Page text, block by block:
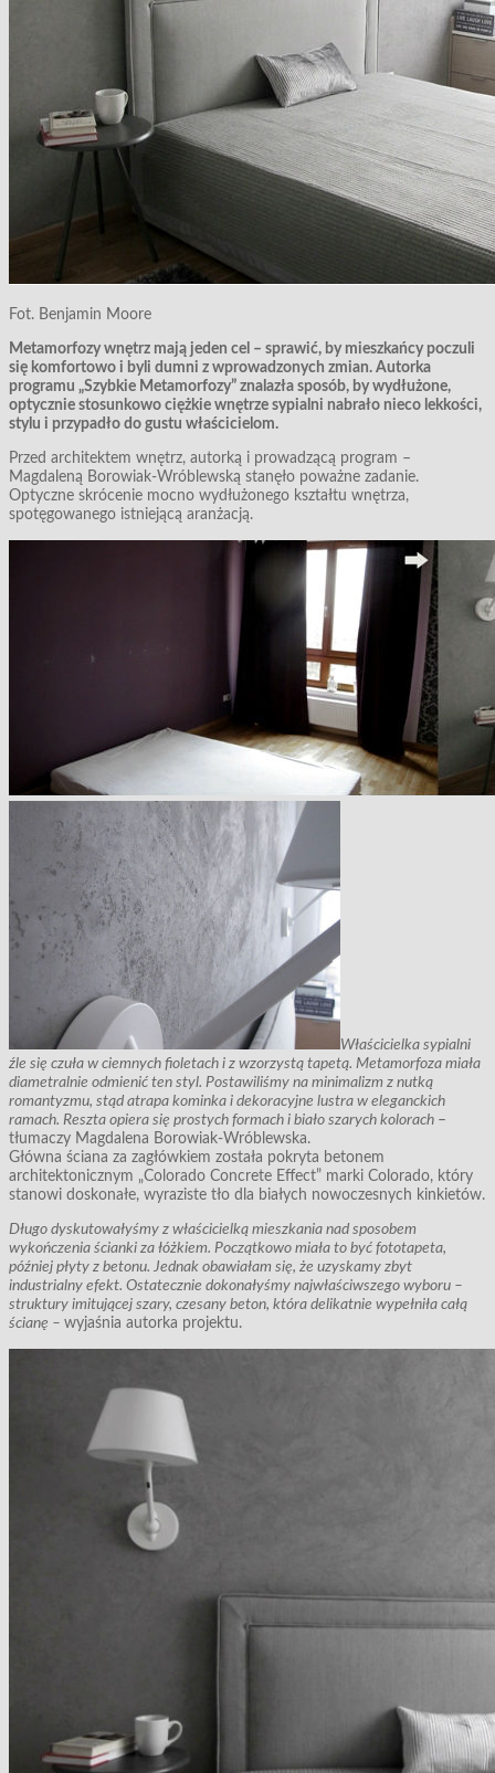
Fot. Benjamin Moore
Metamorfozy wnętrz mają jeden cel – sprawić, by mieszkańcy poczuli
się komfortowo i byli dumni z wprowadzonych zmian. Autorka
programu „Szybkie Metamorfozy” znalazła sposób, by wydłużone,
optycznie stosunkowo ciężkie wnętrze sypialni nabrało nieco lekkości,
stylu i przypadło do gustu właścicielom.
Przed architektem wnętrz, autorką i prowadzącą program –
Magdaleną Borowiak-Wróblewską stanęło poważne zadanie.
Optyczne skrócenie mocno wydłużonego kształtu wnętrza,
spotęgowanego istniejącą aranżacją.
Właścicielka sypialni
źle się czuła w ciemnych fioletach i z wzorzystą tapetą. Metamorfoza miała
diametralnie odmienić ten styl. Postawiliśmy na minimalizm z nutką
romantyzmu, stąd atrapa kominka i dekoracyjne lustra w eleganckich
ramach. Reszta opiera się prostych formach i biało szarych kolorach –
tłumaczy Magdalena Borowiak-Wróblewska.
Główna ściana za zagłówkiem została pokryta betonem
architektonicznym „Colorado Concrete Effect” marki Colorado, który
stanowi doskonałe, wyraziste tło dla białych nowoczesnych kinkietów.
Długo dyskutowałyśmy z właścicielką mieszkania nad sposobem
wykończenia ścianki za łóżkiem. Początkowo miała to być fototapeta,
później płyty z betonu. Jednak obawiałam się, że uzyskamy zbyt
industrialny efekt. Ostatecznie dokonałyśmy najwłaściwszego wyboru –
struktury imitującej szary, czesany beton, która delikatnie wypełniła całą
ścianę – wyjaśnia autorka projektu.